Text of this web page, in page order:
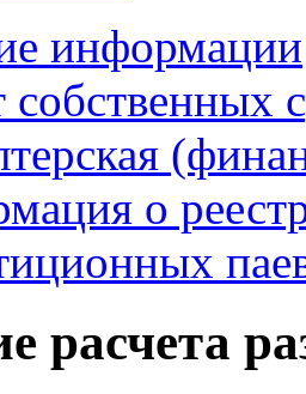
информации
собственных
о
расчета